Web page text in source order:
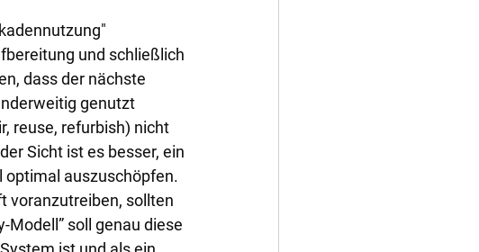
und schließlich
dass der nächste
genutzt
reuse, refurbish) nicht
Sicht ist es besser, ein
optimal auszuschöpfen.
voranzutreiben, sollten
soll genau diese